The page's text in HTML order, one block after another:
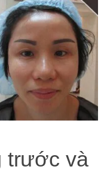
trước và